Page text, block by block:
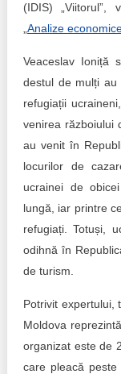
Democrația,
publice-cheie din
Achiziții publice
Achizițiile
(IDIS)
Analize
Veaceslav Ioniță
destul de mulți au
refugiații
venirea războiului
au venit în
locurilor de
ucrainei de
lungă, iar printre
refugiați. Totuși,
odihnă în
de turism.
Potrivit expertului,
Moldova
organizat este de
care pleacă